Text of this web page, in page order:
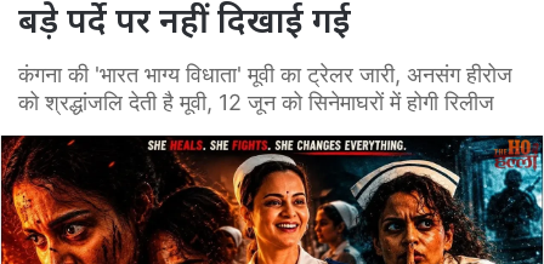
बड़े पर्दे पर नहीं दिखाई गई
कंगना की 'भारत भाग्य विधाता' मूवी का ट्रेलर जारी, अनसंग हीरोज
को श्रद्धांजलि देती है मूवी, 12 जून को सिनेमाघरों में होगी रिलीज